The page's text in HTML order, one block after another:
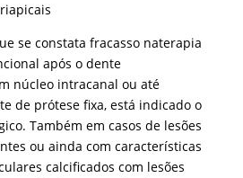
se constata fracasso naterapia
após o dente
núcleo intracanal ou até
de prótese fixa, está indicado o
Também em casos de lesões
ou ainda com características
calcificados com lesões